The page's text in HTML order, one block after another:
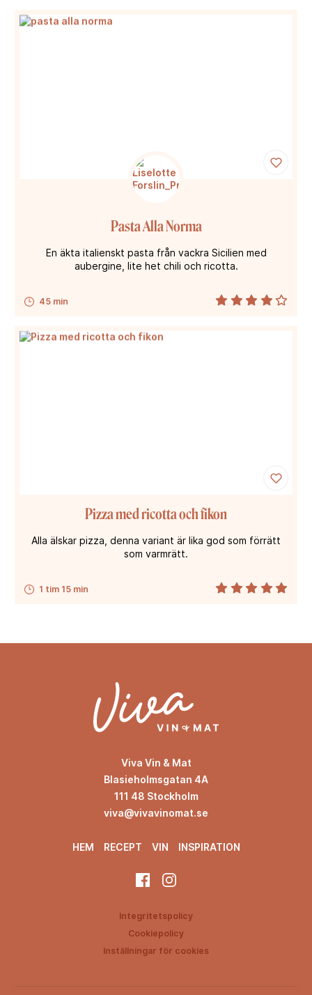
45 min
Pasta Alla Norma
En äkta italienskt pasta från vackra Sicilien med
aubergine, lite het chili och ricotta.
1 tim 15 min
Pizza med ricotta och fikon
Alla älskar pizza, denna variant är lika god som förrätt
som varmrätt.
Viva Vin & Mat
Blasieholmsgatan 4A
111 48 Stockholm
viva@vivavinomat.se
HEM RECEPT VIN INSPIRATION
Integritetspolicy
Cookiepolicy
Inställningar för cookies